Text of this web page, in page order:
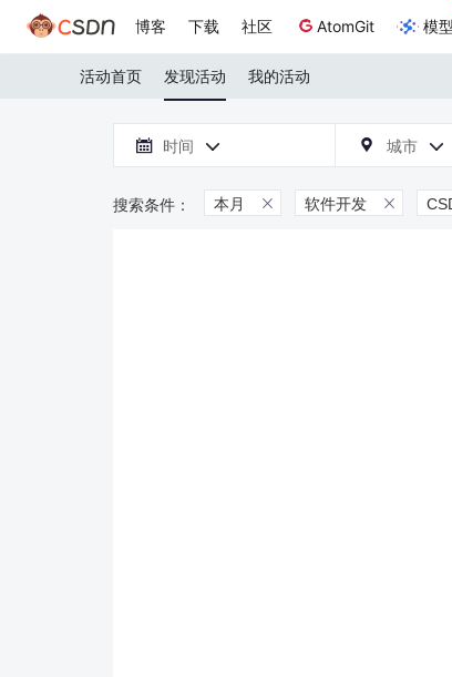
博客 下载 社区 AtomGit 模
活动首页 发现活动 我的活动
 时间   城市 
本月  软件开发 